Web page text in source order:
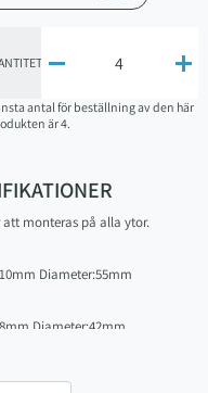
 
antal för beställning av den här
är 4.
att monteras på alla ytor.
Diameter:55mm
Diameter:42mm